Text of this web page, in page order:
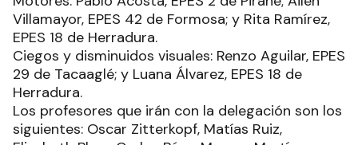
Villamayor, EPES 42 de Formosa; y Rita Ramírez,
EPES 18 de Herradura.
Ciegos y disminuidos visuales: Renzo Aguilar, EPES
29 de Tacaaglé; y Luana Álvarez, EPES 18 de
Herradura.
Los profesores que irán con la delegación son los
siguientes: Oscar Zitterkopf, Matías Ruiz,